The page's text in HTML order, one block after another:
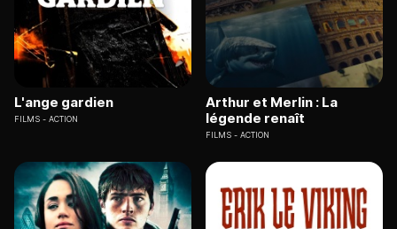
L'ange gardien
FILMS ACTION
Arthur et Merlin : La
légende renaît
FILMS ACTION